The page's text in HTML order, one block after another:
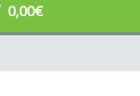
0,00€